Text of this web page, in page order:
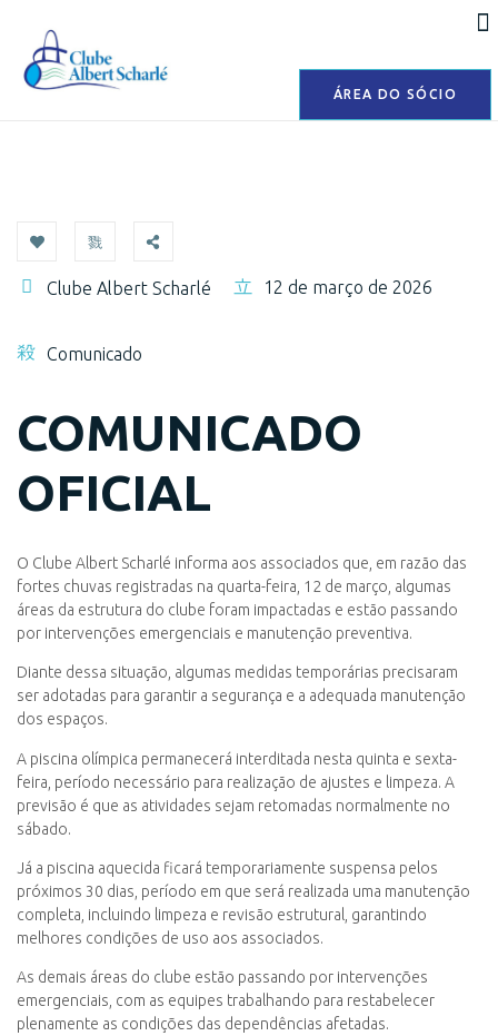
ÁREA DO SÓCIO
Clube Albert Scharlé 12 de março de 2026
Comunicado
COMUNICADO
OFICIAL
O Clube Albert Scharlé informa aos associados que, em razão das
fortes chuvas registradas na quarta-feira, 12 de março, algumas
áreas da estrutura do clube foram impactadas e estão passando
por intervenções emergenciais e manutenção preventiva.
Diante dessa situação, algumas medidas temporárias precisaram
ser adotadas para garantir a segurança e a adequada manutenção
dos espaços.
A piscina olímpica permanecerá interditada nesta quinta e sexta-
feira, período necessário para realização de ajustes e limpeza. A
previsão é que as atividades sejam retomadas normalmente no
sábado.
Já a piscina aquecida ficará temporariamente suspensa pelos
próximos 30 dias, período em que será realizada uma manutenção
completa, incluindo limpeza e revisão estrutural, garantindo
melhores condições de uso aos associados.
As demais áreas do clube estão passando por intervenções
emergenciais, com as equipes trabalhando para restabelecer
plenamente as condições das dependências afetadas.